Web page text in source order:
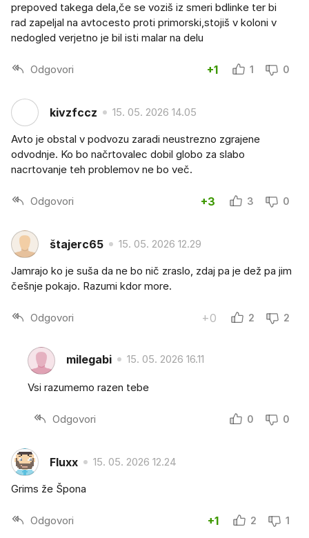
prepoved takega dela,če se voziš iz smeri bdlinke ter bi
rad zapeljal na avtocesto proti primorski,stojiš v koloni v
nedogled verjetno je bil isti malar na delu
Odgovori +1 1 0
kivzfccz 15. 05. 2026 14.05
Avto je obstal v podvozu zaradi neustrezno zgrajene
odvodnje. Ko bo načrtovalec dobil globo za slabo
nacrtovanje teh problemov ne bo več.
Odgovori +3 3 0
štajerc65 15. 05. 2026 12.29
Jamrajo ko je suša da ne bo nič zraslo, zdaj pa je dež pa jim
češnje pokajo. Razumi kdor more.
Odgovori +0 2 2
milegabi 15. 05. 2026 16.11
Vsi razumemo razen tebe
Odgovori 0 0
Fluxx 15. 05. 2026 12.24
Grims že Špona
Odgovori +1 2 1